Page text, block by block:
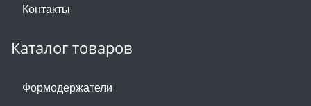
Контакты
Каталог товаров
Формодержатели